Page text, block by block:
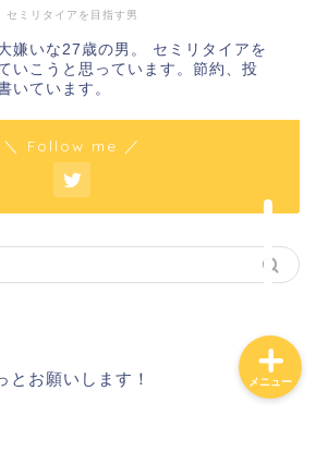
セミリタイアを目指す男
嫌いな27歳の男。 セミリタイアを
いこうと思っています。節約、投
いています。
＼ Follow me ／
とお願いします！ メニュー
ホーム
日常